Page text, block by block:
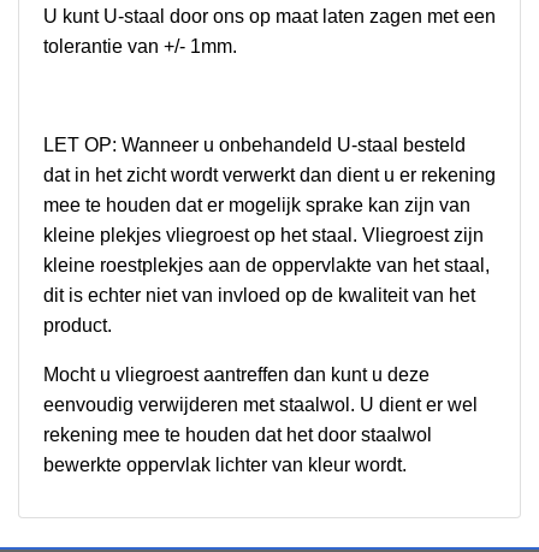
U kunt U-staal door ons op maat laten zagen met een
tolerantie van +/- 1mm.
LET OP: Wanneer u onbehandeld U-staal besteld
dat in het zicht wordt verwerkt dan dient u er rekening
mee te houden dat er mogelijk sprake kan zijn van
kleine plekjes vliegroest op het staal. Vliegroest zijn
kleine roestplekjes aan de oppervlakte van het staal,
dit is echter niet van invloed op de kwaliteit van het
product.
Mocht u vliegroest aantreffen dan kunt u deze
eenvoudig verwijderen met staalwol. U dient er wel
rekening mee te houden dat het door staalwol
bewerkte oppervlak lichter van kleur wordt.